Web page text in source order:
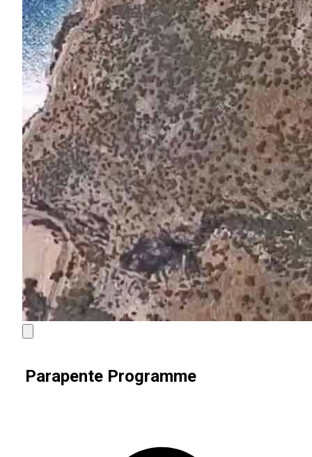
Parapente Programme